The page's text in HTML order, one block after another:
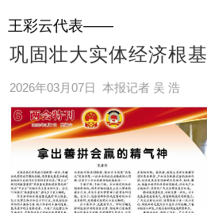
王彩云代表——
巩固壮大实体经济根基
2026年03月07日 本报记者 吴 浩